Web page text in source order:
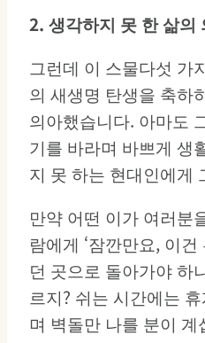
2. 생각하지 못 한삶의
그런데 이 스물다섯 가
의 새생명 탄생을 축하
의아했습니다. 아마도
기를 바라며 바쁘게 생
지 못 하는 현대인에게
만약 어떤 이가 여러분
람에게 ‘잠깐만요, 이
던 곳으로 돌아가야 하
르지? 쉬는 시간에는
며 벽돌만 나를 분이